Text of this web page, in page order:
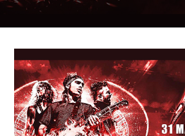
Publicitá
Familia de